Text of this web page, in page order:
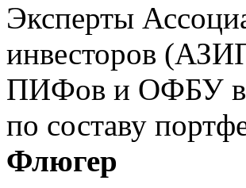
Эксперты
инвесторов
ПИФов и ОФБУ в
по составу
Флюгер